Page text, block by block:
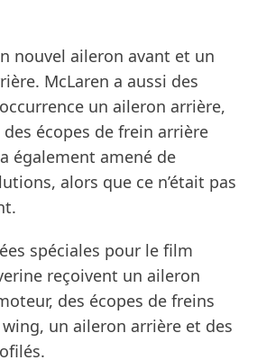
nouvel aileron avant et un
McLaren a aussi des
un aileron arrière,
écopes de frein arrière
également amené de
alors que ce n’était pas
spéciales pour le film
reçoivent un aileron
des écopes de freins
un aileron arrière et des